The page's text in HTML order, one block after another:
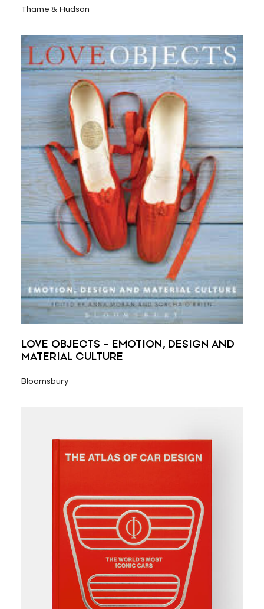
Thame & Hudson
LOVE OBJECTS – EMOTION, DESIGN AND
MATERIAL CULTURE
Bloomsbury